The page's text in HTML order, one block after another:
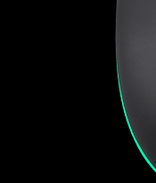
SSDs SATA